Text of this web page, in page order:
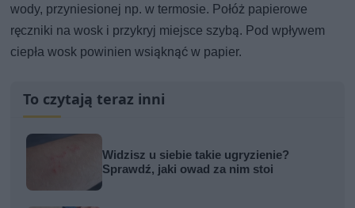
wody, przyniesionej np. w termosie. Połóż papierowe
ręczniki na wosk i przykryj miejsce szybą. Pod wpływem
ciepła wosk powinien wsiąknąć w papier.
To czytają teraz inni
Widzisz u siebie takie ugryzienie?
Sprawdź, jaki owad za nim stoi